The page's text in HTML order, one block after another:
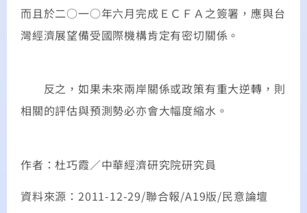
而且於二○一○年六月完成ＥＣＦＡ之簽署，應與台
灣經濟展望備受國際機構肯定有密切關係。
反之，如果未來兩岸關係或政策有重大逆轉，則
相關的評估與預測勢必亦會大幅度縮水。
作者：杜巧霞／中華經濟研究院研究員
資料來源：2011-12-29/聯合報/A19版/民意論壇